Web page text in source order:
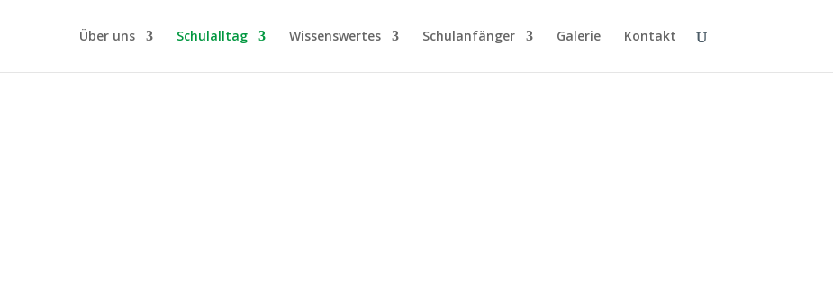
Über uns Schulalltag Wissenswertes Schulanfänger Galerie Kontakt